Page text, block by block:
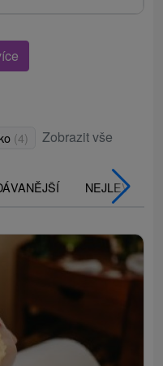
(4) Zobrazit vše
NEJLEVNĚJŠÍ